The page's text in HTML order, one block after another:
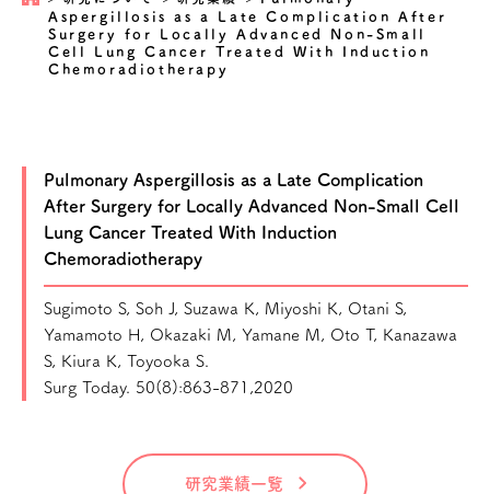
Aspergillosis as a Late Complication After
Surgery for Locally Advanced Non-Small
Cell Lung Cancer Treated With Induction
Chemoradiotherapy
Pulmonary Aspergillosis as a Late Complication
After Surgery for Locally Advanced Non-Small Cell
Lung Cancer Treated With Induction
Chemoradiotherapy
Sugimoto S, Soh J, Suzawa K, Miyoshi K, Otani S,
Yamamoto H, Okazaki M, Yamane M, Oto T, Kanazawa
S, Kiura K, Toyooka S.
Surg Today. 50(8):863-871,2020
研究業績一覧